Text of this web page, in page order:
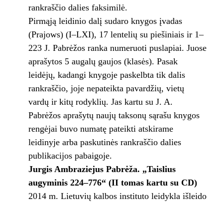
rankraščio dalies faksimilė.
Pirmąją leidinio dalį sudaro knygos įvadas
(Prajows) (I–LXI), 17 lentelių su piešiniais ir 1–
223 J. Pabrėžos ranka numeruoti puslapiai. Juose
aprašytos 5 augalų gaujos (klasės). Pasak
leidėjų, kadangi knygoje paskelbta tik dalis
rankraščio, joje nepateikta pavardžių, vietų
vardų ir kitų rodyklių. Jas kartu su J. A.
Pabrėžos aprašytų naujų taksonų sąrašu knygos
rengėjai buvo numatę pateikti atskirame
leidinyje arba paskutinės rankraščio dalies
publikacijos pabaigoje.
Jurgis Ambraziejus Pabrėža. „Taislius
augyminis 224–776“ (II tomas kartu su CD)
2014 m. Lietuvių kalbos instituto leidykla išleido